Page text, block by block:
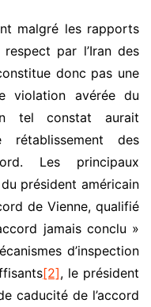
malgré les rapports
par l’Iran des
donc pas une
violation avérée du
tel constat aurait
rétablissement des
Les principaux
président américain
de Vienne, qualifié
jamais conclu »
d’inspection
[2], le président
caducité de l’accord